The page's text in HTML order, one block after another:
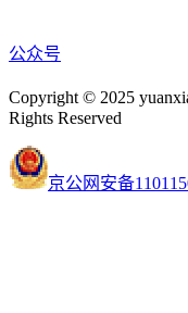
公众号
Copyright © 2025
Rights Reserved
京公网安备